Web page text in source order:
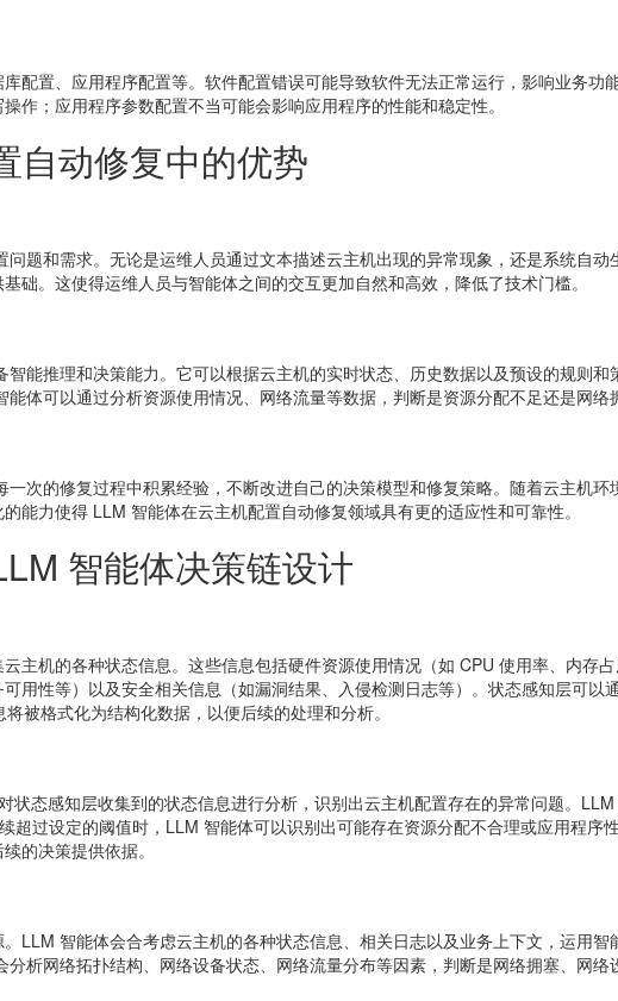
配置、应用程序配置等。软件配置错误可能导致软件无法正常运行，影响业务功
作；应用程序参数配置不当可能会影响应用程序的性能和稳定性。
自动修复中的优势
问题和需求。无论是运维人员通过文本描述云主机出现的异常现象，还是系统自
础。这使得运维人员与智能体之间的交互更加自然和高效，降低了技术门槛。
能推理和决策能力。它可以根据云主机的实时状态、历史数据以及预设的规则
体可以通过分析资源使用情况、网络流量等数据，判断是资源分配不足还是网络
次的修复过程中积累经验，不断改进自己的决策模型和修复策略。随着云主机
能力使得 LLM 智能体在云主机配置自动修复领域具有更的适应性和可靠性。
智能体决策链设计
主机的各种状态信息。这些信息包括硬件资源使用情况（如 CPU 使用率、内存
用性等）以及安全相关信息（如漏洞结果、入侵检测日志等）。状态感知层可以
被格式化为结构化数据，以便后续的处理和分析。
状态感知层收集到的状态信息进行分析，识别出云主机配置存在的异常问题。
超过设定的阈值时，LLM 智能体可以识别出可能存在资源分配不合理或应用程序
的决策提供依据。
LLM 智能体会合考虑云主机的各种状态信息、相关日志以及业务上下文，运用
析网络拓扑结构、网络设备状态、网络流量分布等因素，判断是网络拥塞、网